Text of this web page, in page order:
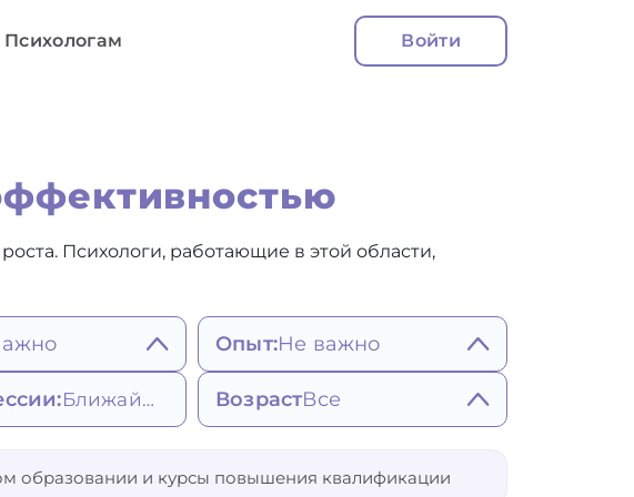
Психологам Войти
Психологи, работающие в этой области,
Опыт:Не важно
Не важно
Более 5 лет
Более 7 лет
Ближайшее ВозрастВсе
образовании и курсы повышения квалификации